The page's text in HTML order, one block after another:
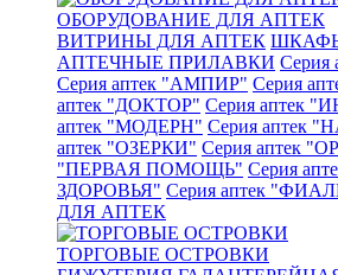
ОБОРУДОВАНИЕ ДЛЯ АПТЕК
ВИТРИНЫ ДЛЯ АПТЕК
АПТЕЧНЫЕ ПРИЛАВКИ Серия
Серия аптек "АМПИР" Серия
аптек "ДОКТОР" Серия аптек
аптек "МОДЕРН" Серия аптек
аптек "ОЗЕРКИ" Серия аптек
"ПЕРВАЯ ПОМОЩЬ" Серия
ЗДОРОВЬЯ" Серия аптек
ДЛЯ АПТЕК
ТОРГОВЫЕ ОСТРОВКИ